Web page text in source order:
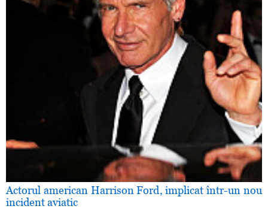
Actorul american Harrison Ford, implicat într-un nou
incident aviatic